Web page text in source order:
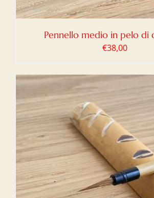
Pennello medio in pelo di
€38,00